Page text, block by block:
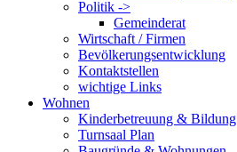
Politik ->
Gemeinderat
Wirtschaft / Firmen
Bevölkerungsentwicklung
Kontaktstellen
wichtige Links
Wohnen
Kinderbetreuung & Bildung
Turnsaal Plan